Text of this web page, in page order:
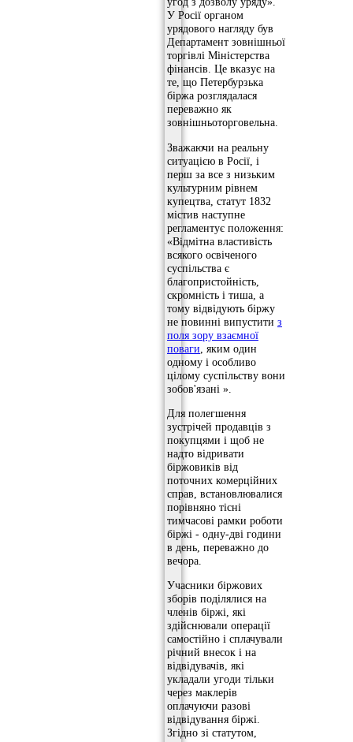
У Росії органом
урядового нагляду був
Департамент зовнішньої
торгівлі Міністерства
фінансів. Це вказує на
те, що Петербурзька
біржа розглядалася
переважно як
зовнішньоторговельна.
Зважаючи на реальну
ситуацією в Росії, і
перш за все з низьким
культурним рівнем
купецтва, статут 1832
містив наступне
регламентує положення:
«Відмітна властивість
всякого освіченого
суспільства є
благопристойність,
скромність і тиша, а
тому відвідують біржу
не повинні випустити з
поля зору взаємної
поваги , яким один
одному і особливо
цілому суспільству вони
зобов'язані ».
Для полегшення
зустрічей продавців з
покупцями і щоб не
надто відривати
біржовиків від
поточних комерційних
справ, встановлювалися
порівняно тісні
тимчасові рамки роботи
біржі - одну-дві години
в день, переважно до
вечора.
Учасники біржових
зборів поділялися на
членів біржі, які
здійснювали операції
самостійно і сплачували
річний внесок і на
відвідувачів, які
укладали угоди тільки
через маклерів
оплачуючи разові
відвідування біржі.
Згідно зі статутом,